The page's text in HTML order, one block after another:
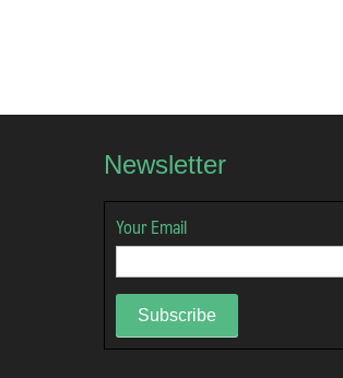
Newsletter
Your Email
Subscribe